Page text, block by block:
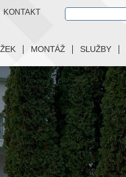
KONTAKT
MONTÁŽ SLUŽBY